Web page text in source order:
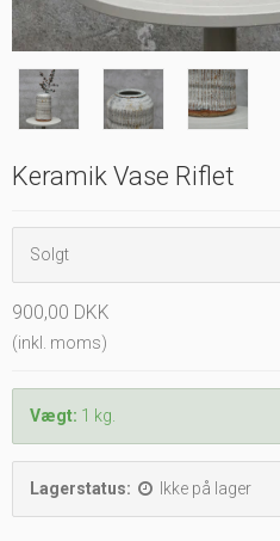
Keramik Vase Riflet
Solgt
900,00 DKK
(inkl. moms)
Vægt: 1 kg.
Lagerstatus: Ikke på lager